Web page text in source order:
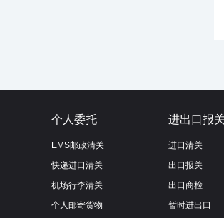
个人委托
EMS邮政清关
快递进口清关
机场行李清关
个人邮寄货物
进出口报关
进口清关
出口报关
出口商检
暂时进出口